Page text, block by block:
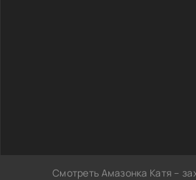
Смотреть Амазонка Катя –